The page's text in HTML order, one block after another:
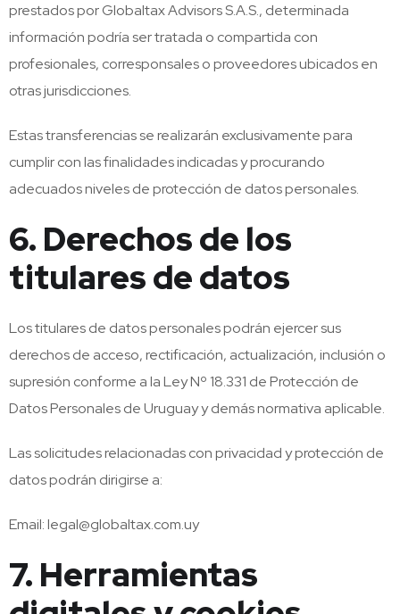
prestados por Globaltax Advisors S.A.S., determinada
información podría ser tratada o compartida con
profesionales, corresponsales o proveedores ubicados en
otras jurisdicciones.
Estas transferencias se realizarán exclusivamente para
cumplir con las finalidades indicadas y procurando
adecuados niveles de protección de datos personales.
6. Derechos de los
titulares de datos
Los titulares de datos personales podrán ejercer sus
derechos de acceso, rectificación, actualización, inclusión o
supresión conforme a la Ley Nº 18.331 de Protección de
Datos Personales de Uruguay y demás normativa aplicable.
Las solicitudes relacionadas con privacidad y protección de
datos podrán dirigirse a:
Email:legal@globaltax.com.uy
7. Herramientas